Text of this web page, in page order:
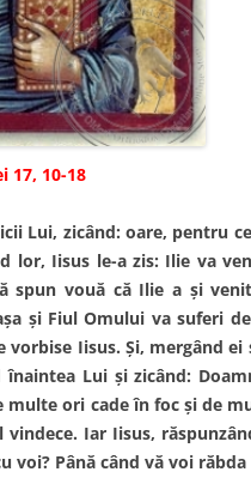
17, 10-18
Lui, zicând: oare, pentru
lor, Iisus le-a zis: Ilie va
spun vouă că Ilie a şi
şi Fiul Omului va suferi
Iisus. Şi, mergând
Lui şi zicând:
ori cade în foc şi de
Iar Iisus,
voi? Până când vă voi